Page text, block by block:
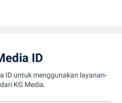
ID
ID untuk menggunakan layanan-
KG Media.